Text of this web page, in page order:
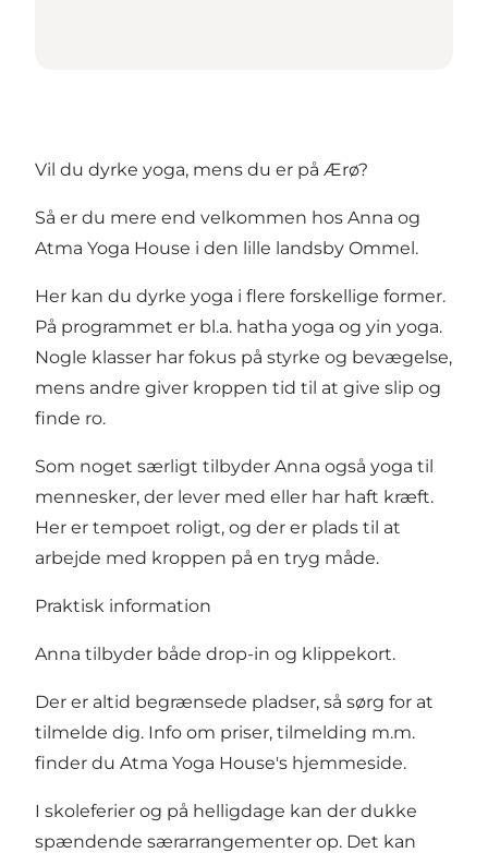
Vil du dyrke yoga, mens du er på Ærø?
Så er du mere end velkommen hos Anna og
Atma Yoga House i den lille landsby Ommel.
Her kan du dyrke yoga i flere forskellige former.
På programmet er bl.a. hatha yoga og yin yoga.
Nogle klasser har fokus på styrke og bevægelse,
mens andre giver kroppen tid til at give slip og
finde ro.
Som noget særligt tilbyder Anna også yoga til
mennesker, der lever med eller har haft kræft.
Her er tempoet roligt, og der er plads til at
arbejde med kroppen på en tryg måde.
Praktisk information
Anna tilbyder både drop-in og klippekort.
Der er altid begrænsede pladser, så sørg for at
tilmelde dig. Info om priser, tilmelding m.m.
finder du Atma Yoga House's hjemmeside.
I skoleferier og på helligdage kan der dukke
spændende særarrangementer op. Det kan